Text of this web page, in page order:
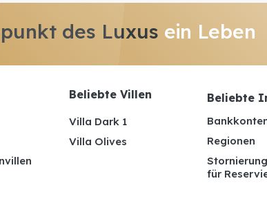
des Luxus ein Leben
Beliebte Villen
Villa Dark 1
Villa Olives
Beliebte
Regionen
für